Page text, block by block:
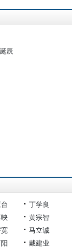
辰
丁学良
黄宗智
马立诚
戴建业